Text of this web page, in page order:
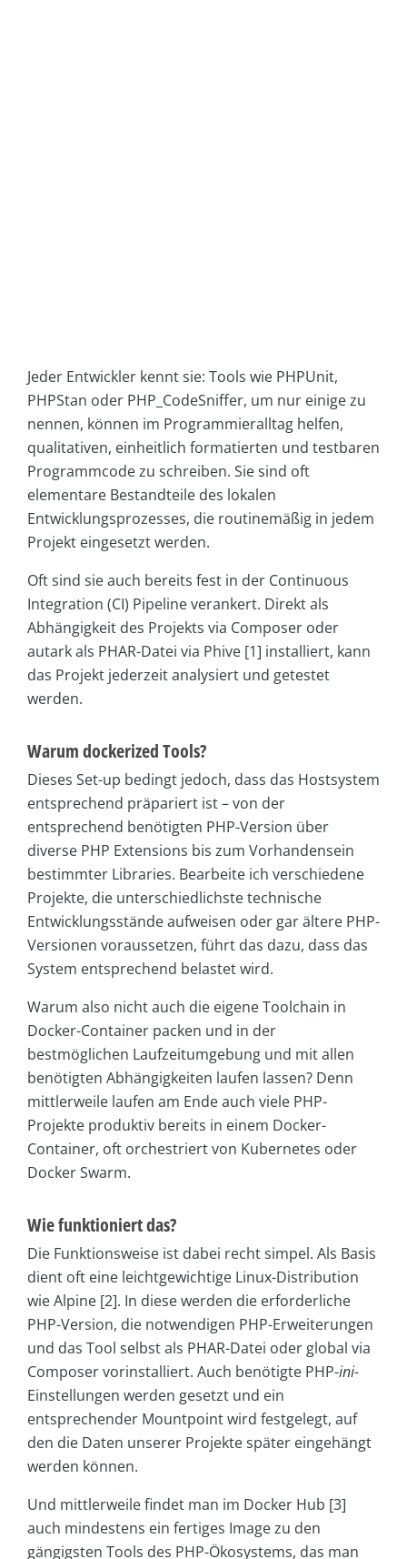
Jeder Entwickler kennt sie: Tools wie PHPUnit,
PHPStan oder PHP_CodeSniffer, um nur einige zu
nennen, können im Programmieralltag helfen,
qualitativen, einheitlich formatierten und testbaren
Programmcode zu schreiben. Sie sind oft
elementare Bestandteile des lokalen
Entwicklungsprozesses, die routinemäßig in jedem
Projekt eingesetzt werden.
Oft sind sie auch bereits fest in der Continuous
Integration (CI) Pipeline verankert. Direkt als
Abhängigkeit des Projekts via Composer oder
autark als PHAR-Datei via Phive [1] installiert, kann
das Projekt jederzeit analysiert und getestet
werden.
Warum dockerized Tools?
Dieses Set-up bedingt jedoch, dass das Hostsystem
entsprechend präpariert ist – von der
entsprechend benötigten PHP-Version über
diverse PHP Extensions bis zum Vorhandensein
bestimmter Libraries. Bearbeite ich verschiedene
Projekte, die unterschiedlichste technische
Entwicklungsstände aufweisen oder gar ältere PHP-
Versionen voraussetzen, führt das dazu, dass das
System entsprechend belastet wird.
Warum also nicht auch die eigene Toolchain in
Docker-Container packen und in der
bestmöglichen Laufzeitumgebung und mit allen
benötigten Abhängigkeiten laufen lassen? Denn
mittlerweile laufen am Ende auch viele PHP-
Projekte produktiv bereits in einem Docker-
Container, oft orchestriert von Kubernetes oder
Docker Swarm.
Wie funktioniert das?
Die Funktionsweise ist dabei recht simpel. Als Basis
dient oft eine leichtgewichtige Linux-Distribution
wie Alpine [2]. In diese werden die erforderliche
PHP-Version, die notwendigen PHP-Erweiterungen
und das Tool selbst als PHAR-Datei oder global via
Composer vorinstalliert. Auch benötigte PHP-ini-
Einstellungen werden gesetzt und ein
entsprechender Mountpoint wird festgelegt, auf
den die Daten unserer Projekte später eingehängt
werden können.
Und mittlerweile findet man im Docker Hub [3]
auch mindestens ein fertiges Image zu den
gängigsten Tools des PHP-Ökosystems, das man